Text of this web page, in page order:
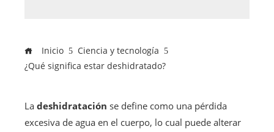
Inicio
Ciencia y tecnología
¿Qué significa estar deshidratado?
La deshidratación se define como una pérdida
excesiva de agua en el cuerpo, lo cual puede alterar